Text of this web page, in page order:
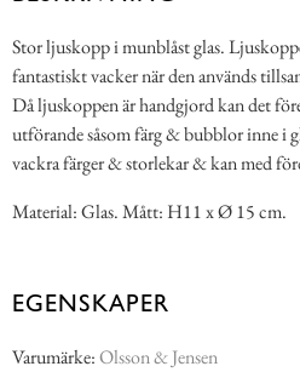
Stor ljuskopp i munblåst glas.
fantastiskt vacker när den används
Då ljuskoppen är handgjord kan det
utförande såsom färg & bubblor inne i
vackra färger & storlekar & kan med
Material: Glas. Mått: H11 x Ø 15 cm.
EGENSKAPER
Varumärke:Olsson & Jensen